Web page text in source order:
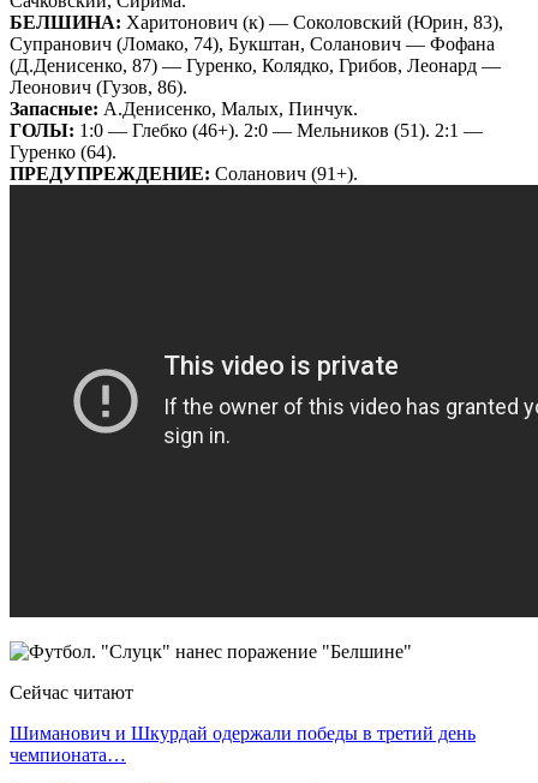
БЕЛШИНА: Харитонович (к) — Соколовский (Юрин, 83),
Супранович (Ломако, 74), Букштан, Соланович — Фофана
(Д.Денисенко, 87) — Гуренко, Колядко, Грибов, Леонард —
Леонович (Гузов, 86).
Запасные: А.Денисенко, Малых, Пинчук.
ГОЛЫ: 1:0 — Глебко (46+). 2:0 — Мельников (51). 2:1 —
Гуренко (64).
ПРЕДУПРЕЖДЕНИЕ: Соланович (91+).
Сейчас читают
Шиманович и Шкурдай одержали победы в третий день
чемпионата…